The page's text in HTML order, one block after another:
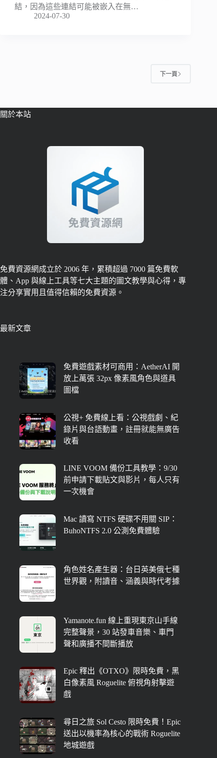
結，因為這些連結可能被嵌入在無…
2024-07-30
下一頁
關於本站
免費資源網成立於 2006 年，累積超過 7000 篇免費軟
體、App 與線上工具等七大主題的圖文教學與心得，專
注分享實用且值得信賴的免費資源。
最新文章
免費遊戲素材可商用：AetherAI 開
放上萬張 32px 像素風角色與道具
圖檔
公視+ 免費線上看：公視戲劇、紀
錄片與台語動畫，註冊就能無廣告
收看
LINE VOOM 備份工具教學：9/30
前申請下載貼文與影片，每人只有
一次機會
Mac 讀寫 NTFS 硬碟不用關 SIP：
BuhoNTFS 2.0 公測免費體驗
角色姓名產生器：台日英美俄七種
世界觀，附讀音、涵義與時代考據
Yamanote.fun 線上重現東京山手線
完整聲景，30 站發車音樂、車門
聲和廣播不間斷播放
Epic 釋出《OTXO》限時免費，黑
白像素風 Roguelite 俯視角射擊遊
戲
尋日之旅 Sol Cesto 限時免費！Epic
送出以機率為核心的戰術 Roguelite
地城遊戲